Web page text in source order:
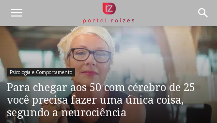
Psicologia e Comportamento
Para chegar aos 50 com cérebro de 25
você precisa fazer uma única coisa,
segundo a neurociência